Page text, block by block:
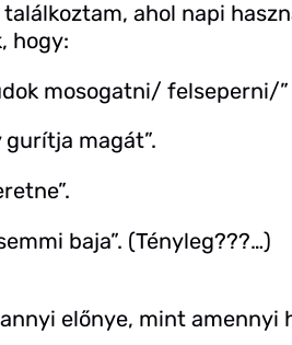
ahol napi
hogy:
mosogatni/ felseperni/
gurítja magát”.
baja”. (Tényleg???…)
előnye, mint amennyi